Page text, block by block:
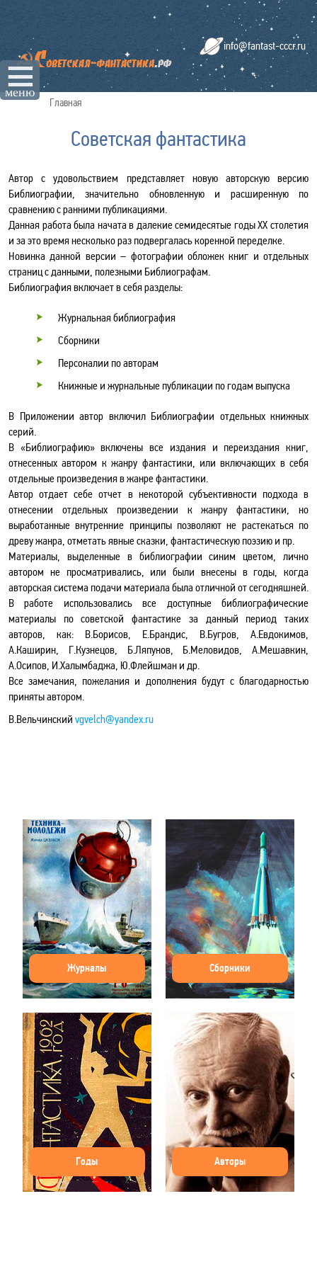
☰
меню
info@fantast-cccr.ru
Главная
Советская фантастика
Автор с удовольствием представляет новую авторскую версию
Библиографии, значительно обновленную и расширенную по
сравнению с ранними публикациями.
Данная работа была начата в далекие семидесятые годы ХХ столетия
и за это время несколько раз подвергалась коренной переделке.
Новинка данной версии – фотографии обложек книг и отдельных
страниц с данными, полезными Библиографам.
Библиография включает в себя разделы:
Журнальная библиография
Сборники
Персоналии по авторам
Книжные и журнальные публикации по годам выпуска
В Приложении автор включил Библиографии отдельных книжных
серий.
В «Библиографию» включены все издания и переиздания книг,
отнесенных автором к жанру фантастики, или включающих в себя
отдельные произведения в жанре фантастики.
Автор отдает себе отчет в некоторой субъективности подхода в
отнесении отдельных произведении к жанру фантастики, но
выработанные внутренние принципы позволяют не растекаться по
древу жанра, отметать явные сказки, фантастическую поэзию и пр.
Материалы, выделенные в библиографии синим цветом, лично
автором не просматривались, или были внесены в годы, когда
авторская система подачи материала была отличной от сегодняшней.
В работе использовались все доступные библиографические
материалы по советской фантастике за данный период таких
авторов, как: В.Борисов, Е.Брандис, В.Бугров, А.Евдокимов,
А.Каширин, Г.Кузнецов, Б.Ляпунов, Б.Меловидов, А.Мешавкин,
А.Осипов, И.Халымбаджа, Ю.Флейшман и др.
Все замечания, пожелания и дополнения будут с благодарностью
приняты автором.
В.Вельчинский vgvelch@yandex.ru
Журналы Сборники
Годы Авторы